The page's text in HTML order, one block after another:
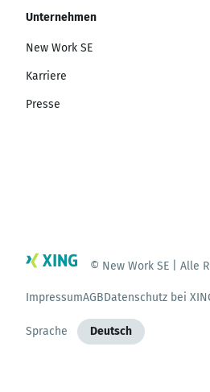
Unternehmen
New Work SE
Karriere
Presse
© New Work SE | Alle
ImpressumAGBDatenschutz bei
Sprache Deutsch